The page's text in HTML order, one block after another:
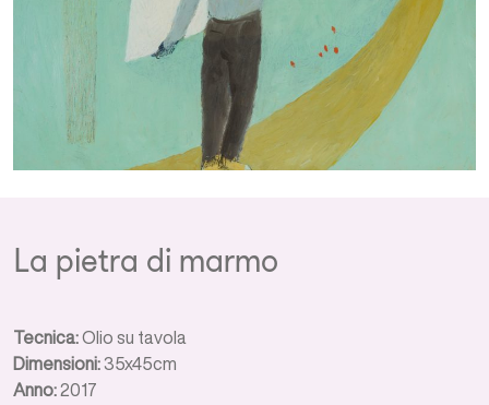
La pietra di marmo
Tecnica:Olio su tavola
Dimensioni:35x45cm
Anno:2017